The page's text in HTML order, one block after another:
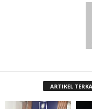
ARTIKEL